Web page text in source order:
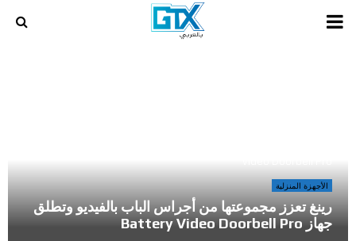
PRIMARY
الأجهزة المنزلية
رينغ تعزز مجموعتها من أجراس الباب بالفيديو وتطلق
جهاز Battery Video Doorbell Pro